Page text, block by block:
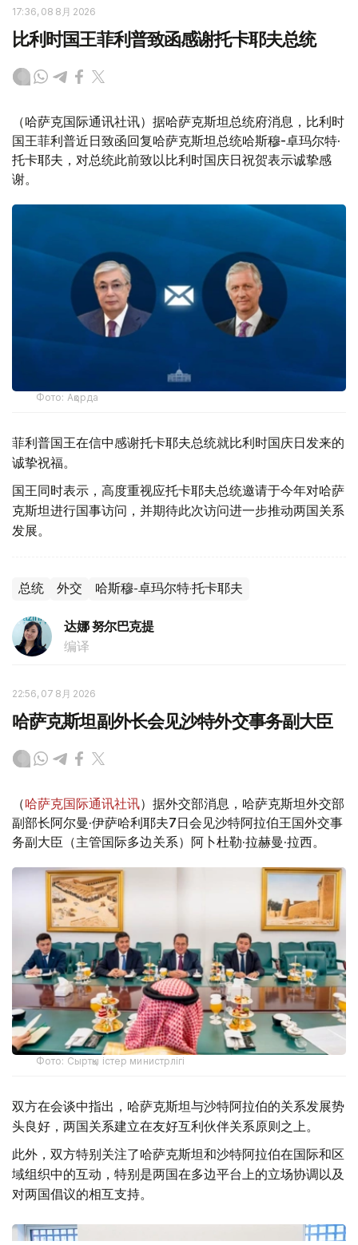
17:36, 08 8月 2026
比利时国王菲利普致函感谢托卡耶夫总统
（哈萨克国际通讯社讯）据哈萨克斯坦总统府消息，比利时
国王菲利普近日致函回复哈萨克斯坦总统哈斯穆-卓玛尔特·
托卡耶夫，对总统此前致以比利时国庆日祝贺表示诚挚感
谢。
Фото: Ақорда
菲利普国王在信中感谢托卡耶夫总统就比利时国庆日发来的
诚挚祝福。
国王同时表示，高度重视应托卡耶夫总统邀请于今年对哈萨
克斯坦进行国事访问，并期待此次访问进一步推动两国关系
发展。
总统 外交 哈斯穆-卓玛尔特·托卡耶夫
达娜 努尔巴克提
编译
22:56, 07 8月 2026
哈萨克斯坦副外长会见沙特外交事务副大臣
（哈萨克国际通讯社讯）据外交部消息，哈萨克斯坦外交部
副部长阿尔曼·伊萨哈利耶夫7日会见沙特阿拉伯王国外交事
务副大臣（主管国际多边关系）阿卜杜勒·拉赫曼·拉西。
Фото: Сыртқы істер министрлігі
双方在会谈中指出，哈萨克斯坦与沙特阿拉伯的关系发展势
头良好，两国关系建立在友好互利伙伴关系原则之上。
此外，双方特别关注了哈萨克斯坦和沙特阿拉伯在国际和区
域组织中的互动，特别是两国在多边平台上的立场协调以及
对两国倡议的相互支持。